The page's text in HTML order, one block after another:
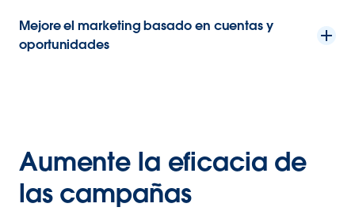
Mejore el marketing basado en cuentas y
oportunidades
Aumente la eficacia de
las campañas